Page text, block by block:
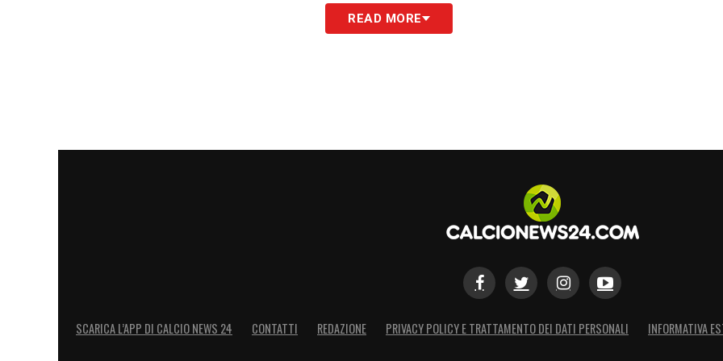
READ MORE
SCARICA L’APP DI CALCIO NEWS 24 CONTATTI REDAZIONE PRIVACY POLICY E TRATTAMENTO DEI DATI PERSONALI INFORMATIVA